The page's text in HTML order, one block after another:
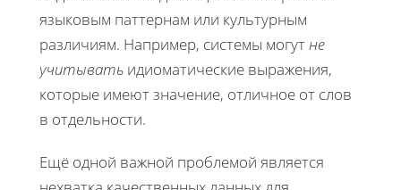
языковым паттернам или культурным
различиям. Например, системы могутне
учитывать идиоматические выражения,
которые имеют значение, отличное от слов
в отдельности.
Ещё одной важной проблемой является